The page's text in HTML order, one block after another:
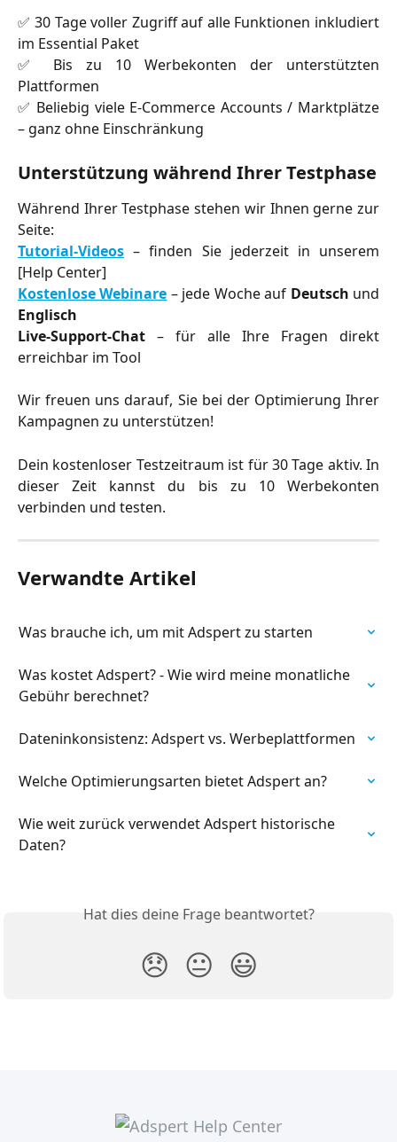
✅ 30 Tage voller Zugriff auf alle Funktionen inkludiert
im Essential Paket
✅ Bis zu 10 Werbekonten der unterstützten
Plattformen
✅ Beliebig viele E-Commerce Accounts / Marktplätze
– ganz ohne Einschränkung
Unterstützung während Ihrer Testphase
Während Ihrer Testphase stehen wir Ihnen gerne zur
Seite:
Tutorial-Videos – finden Sie jederzeit in unserem
[Help Center]
Kostenlose Webinare – jede Woche auf Deutsch und
Englisch
Live-Support-Chat – für alle Ihre Fragen direkt
erreichbar im Tool
Wir freuen uns darauf, Sie bei der Optimierung Ihrer
Kampagnen zu unterstützen!
Dein kostenloser Testzeitraum ist für 30 Tage aktiv. In
dieser Zeit kannst du bis zu 10 Werbekonten
verbinden und testen.
Verwandte Artikel
Was brauche ich, um mit Adspert zu starten
Was kostet Adspert? - Wie wird meine monatliche
Gebühr berechnet?
Dateninkonsistenz: Adspert vs. Werbeplattformen
Welche Optimierungsarten bietet Adspert an?
Wie weit zurück verwendet Adspert historische
Daten?
Hat dies deine Frage beantwortet?
😞 😐 😃